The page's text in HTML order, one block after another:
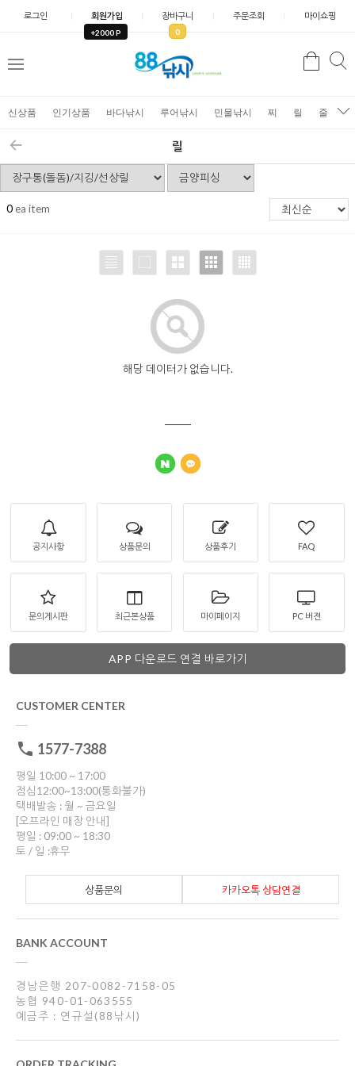
로그인 회원가입
+2000 P
장바구니
0
주문조회 마이쇼핑
검
신상품 인기상품 바다낚시 루어낚시 민물낚시 찌 릴 줄
릴
0ea item
해당 데이터가 없습니다.
공지사항 상품문의 상품후기 FAQ
문의게시판 최근본상품 마이페이지 PC 버젼
APP 다운로드 연결 바로가기
CUSTOMER CENTER
1577-7388
평일 10:00 ~ 17:00
점심12:00~13:00(통화불가)
택배발송 : 월 ~ 금요일
[오프라인 매장 안내]
평일 : 09:00 ~ 18:30
토 / 일 :휴무
카카오톡 상담연결
상품문의
BANK ACCOUNT
경남은행 207-0082-7158-05
농협 940-01-063555
예금주 : 연규설(88낚시)